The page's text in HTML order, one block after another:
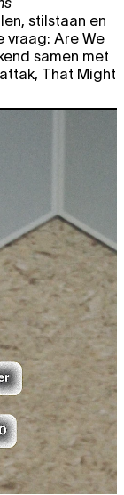
stilstaan en
vraag: Are We
samen met
That Might